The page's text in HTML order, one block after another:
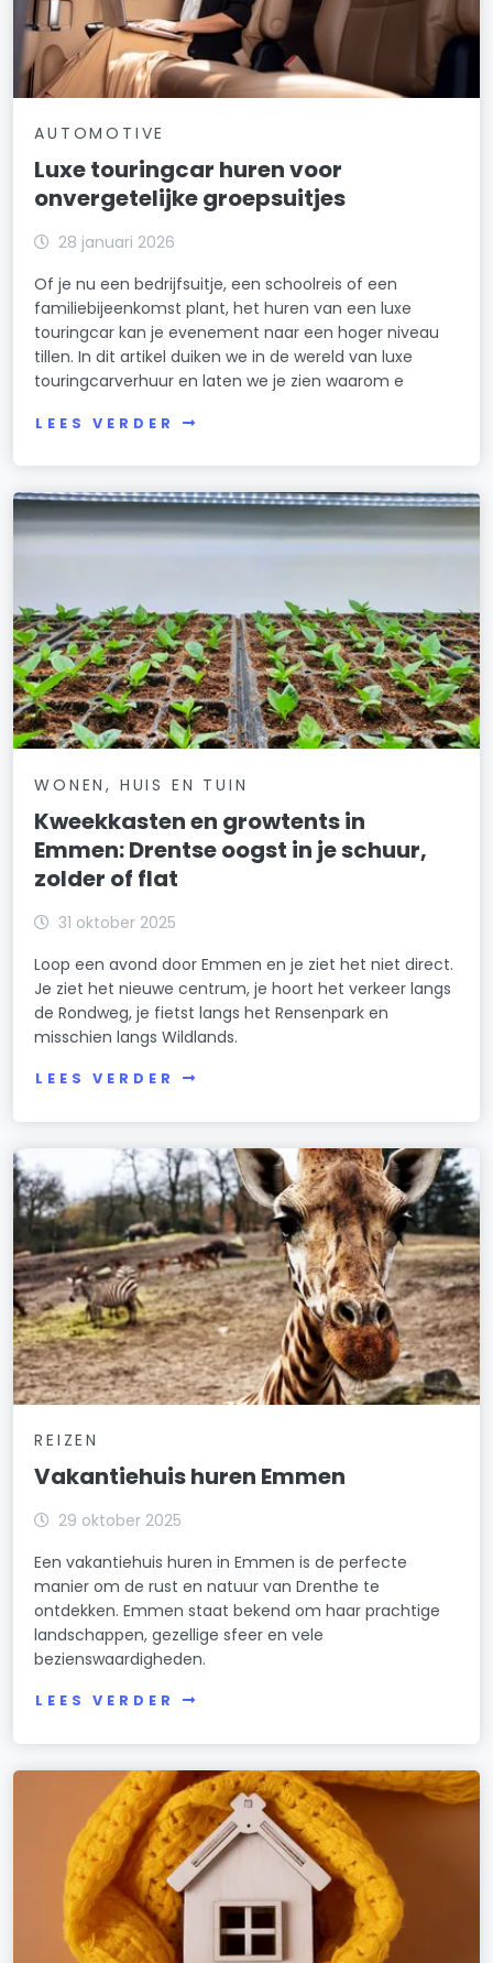
AUTOMOTIVE
Luxe touringcar huren voor
onvergetelijke groepsuitjes
28 januari 2026
Of je nu een bedrijfsuitje, een schoolreis of een
familiebijeenkomst plant, het huren van een luxe
touringcar kan je evenement naar een hoger niveau
tillen. In dit artikel duiken we in de wereld van luxe
touringcarverhuur en laten we je zien waarom e
LEES VERDER
WONEN, HUIS EN TUIN
Kweekkasten en growtents in
Emmen: Drentse oogst in je schuur,
zolder of flat
31 oktober 2025
Loop een avond door Emmen en je ziet het niet direct.
Je ziet het nieuwe centrum, je hoort het verkeer langs
de Rondweg, je fietst langs het Rensenpark en
misschien langs Wildlands.
LEES VERDER
REIZEN
Vakantiehuis huren Emmen
29 oktober 2025
Een vakantiehuis huren in Emmen is de perfecte
manier om de rust en natuur van Drenthe te
ontdekken. Emmen staat bekend om haar prachtige
landschappen, gezellige sfeer en vele
bezienswaardigheden.
LEES VERDER